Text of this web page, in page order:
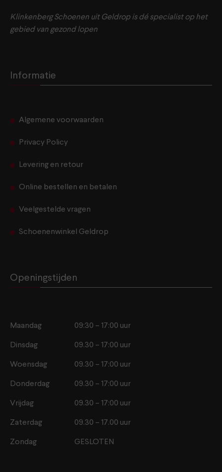
Klinkenberg Schoenen uit Geldrop is dé specialist op het
gebied van gezond lopen
Informatie
Algemene voorwaarden
Privacy Policy
Levering en retour
Online bestellen en betalen
Veelgestelde vragen
Schoenenwinkel Geldrop
Openingstijden
Maandag 09:30 – 17:00 uur
Dinsdag 09.30 – 17:00 uur
Woensdag 09.30 – 17:00 uur
Donderdag 09.30 – 17:00 uur
Vrijdag 09.30 – 17:00 uur
Zaterdag 09.30 – 17.00 uur
Zondag GESLOTEN